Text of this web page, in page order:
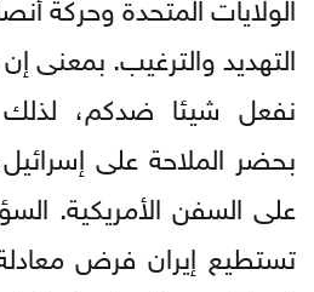
التهديد والترغيب.
نفعل شيئا ضدكم،
بحضر الملاحة على
على السفن الأمريكية.
تستطيع إيران فرض